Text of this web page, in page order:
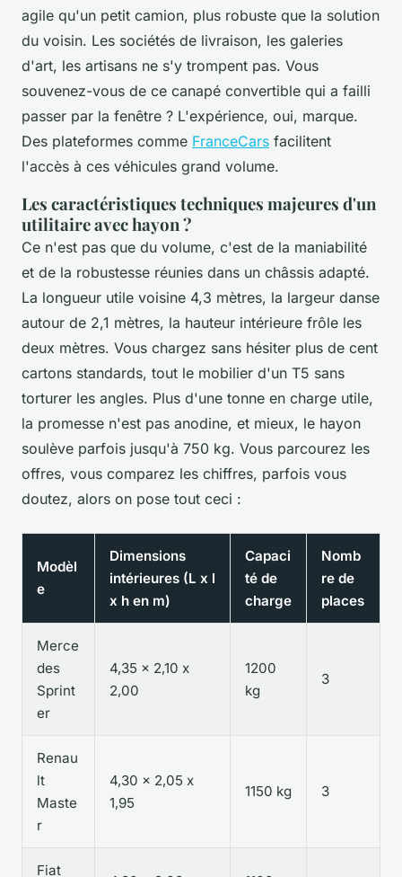
agile qu'un petit camion, plus robuste que la solution
du voisin. Les sociétés de livraison, les galeries
d'art, les artisans ne s'y trompent pas. Vous
souvenez-vous de ce canapé convertible qui a failli
passer par la fenêtre ? L'expérience, oui, marque.
Des plateformes comme FranceCars facilitent
l'accès à ces véhicules grand volume.
Les caractéristiques techniques majeures d'un
utilitaire avec hayon ?
Ce n'est pas que du volume, c'est de la maniabilité
et de la robustesse réunies dans un châssis adapté.
La longueur utile voisine 4,3 mètres, la largeur danse
autour de 2,1 mètres, la hauteur intérieure frôle les
deux mètres. Vous chargez sans hésiter plus de cent
cartons standards, tout le mobilier d'un T5 sans
torturer les angles. Plus d'une tonne en charge utile,
la promesse n'est pas anodine, et mieux, le hayon
soulève parfois jusqu'à 750 kg. Vous parcourez les
offres, vous comparez les chiffres, parfois vous
doutez, alors on pose tout ceci :
Modèl
e
Dimensions
intérieures (L x l
x h en m)
Capaci
té de
charge
Nomb
re de
places
Merce
des
Sprint
er
4,35 x 2,10 x
2,00
1200
kg
3
Renau
lt
Maste
r
4,30 x 2,05 x
1,95
1150 kg 3
Fiat